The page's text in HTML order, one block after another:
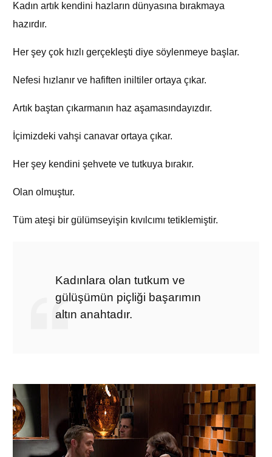
Kadın artık kendini hazların dünyasına bırakmaya
hazırdır.
Her şey çok hızlı gerçekleşti diye söylenmeye başlar.
Nefesi hızlanır ve hafiften iniltiler ortaya çıkar.
Artık baştan çıkarmanın haz aşamasındayızdır.
İçimizdeki vahşi canavar ortaya çıkar.
Her şey kendini şehvete ve tutkuya bırakır.
Olan olmuştur.
Tüm ateşi bir gülümseyişin kıvılcımı tetiklemiştir.
Kadınlara olan tutkum ve
gülüşümün piçliği başarımın
altın anahtadır.